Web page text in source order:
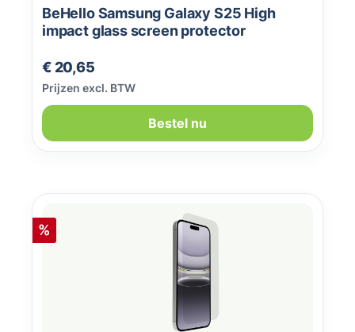
BeHello Samsung Galaxy S25 High
impact glass screen protector
Normale prijs:
€ 20,65
Prijzen excl. BTW
Bestel nu
Korting
%